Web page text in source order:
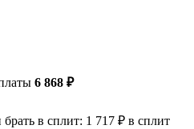
6 868 ₽
в сплит: 1 717 ₽ в сплит